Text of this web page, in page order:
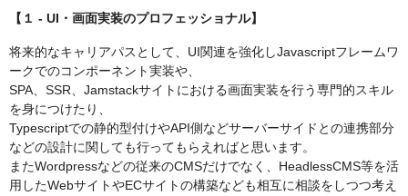
【１ - UI・画面実装のプロフェッショナル】
将来的なキャリアパスとして、UI関連を強化しJavascriptフレームワ
ークでのコンポーネント実装や、
SPA、SSR、Jamstackサイトにおける画面実装を行う専門的スキル
を身につけたり、
Typescriptでの静的型付けやAPI側などサーバーサイドとの連携部分
などの設計に関しても行ってもらえればと思います。
またWordpressなどの従来のCMSだけでなく、HeadlessCMS等を活
用したWebサイトやECサイトの構築なども相互に相談をしつつ考え